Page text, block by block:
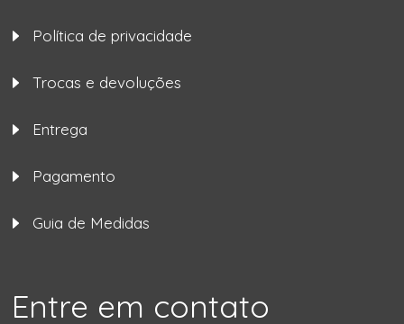
Política de privacidade
Trocas e devoluções
Entrega
Pagamento
Guia de Medidas
Entre em contato